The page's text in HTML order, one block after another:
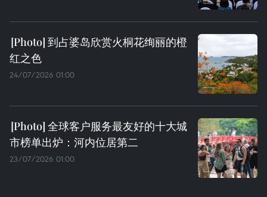
到占婆岛欣赏火桐花绚丽的橙
红之色
24/07/2026 01:00
全球客户服务最友好的十大城
市榜单出炉：河内位居第二
23/07/2026 01:00